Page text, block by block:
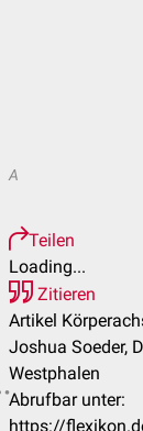
A
Teilen
Loading...
Zitieren
Artikel
Joshua Soeder,
Westphalen
Abrufbar unter:
https://